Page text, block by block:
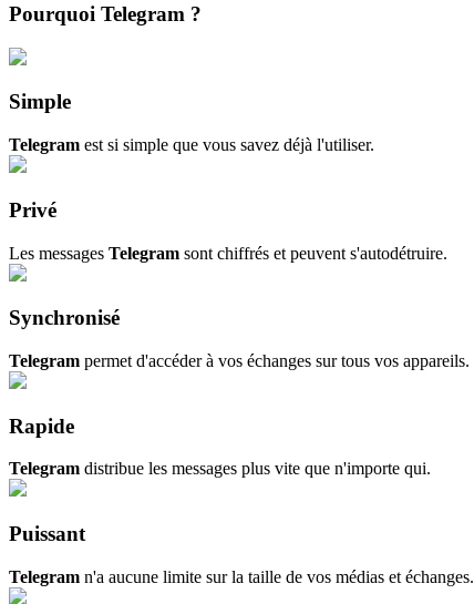
Pourquoi Telegram ?
Simple
Telegram est si simple que vous savez déjà l'utiliser.
Privé
Les messages Telegram sont chiffrés et peuvent s'autodétruire.
Synchronisé
Telegram permet d'accéder à vos échanges sur tous vos appareils.
Rapide
Telegram distribue les messages plus vite que n'importe qui.
Puissant
Telegram n'a aucune limite sur la taille de vos médias et échanges.